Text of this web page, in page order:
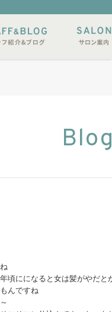
頃にになると女は髪がやだと
んですね